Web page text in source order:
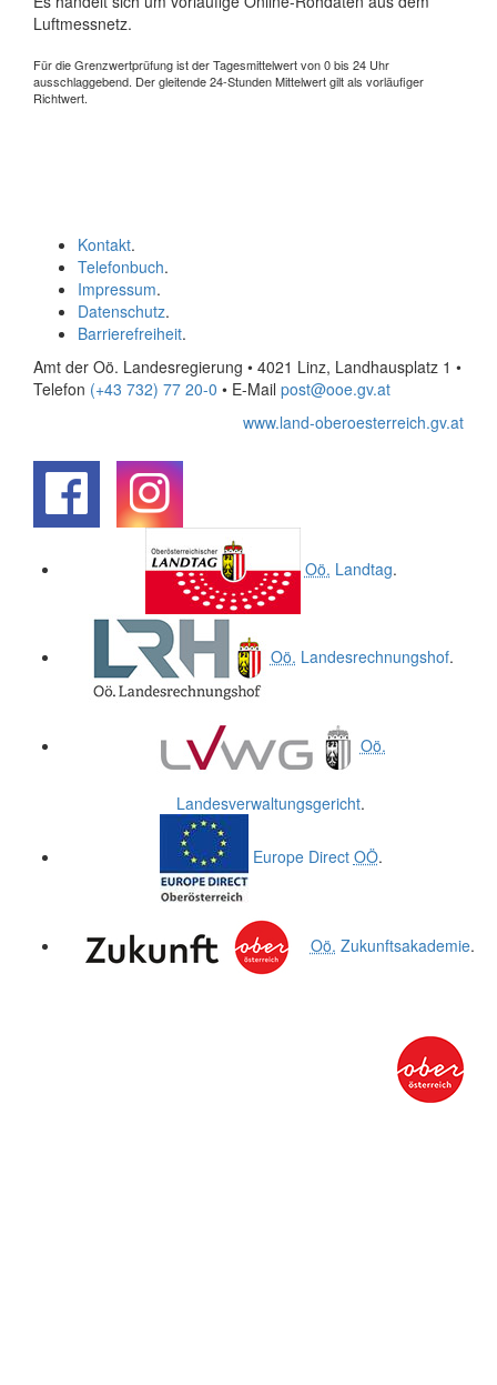
Luftmessnetz.
Für die Grenzwertprüfung ist der Tagesmittelwert von 0 bis 24 Uhr
ausschlaggebend. Der gleitende 24-Stunden Mittelwert gilt als vorläufiger
Richtwert.
Kontakt.
Telefonbuch.
Impressum.
Datenschutz.
Barrierefreiheit.
Amt der Oö. Landesregierung • 4021 Linz, Landhausplatz 1 •
Telefon (+43 732) 77 20-0 • E-Mail post@ooe.gv.at
www.land-oberoesterreich.gv.at
Oö. Landtag.
Oö. Landesrechnungshof.
Oö.
Landesverwaltungsgericht.
Europe Direct OÖ.
Oö. Zukunftsakademie.